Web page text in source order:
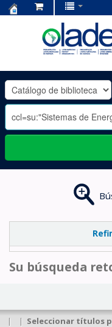
OLADE
-
Su búsqueda
| | Seleccionar títulos